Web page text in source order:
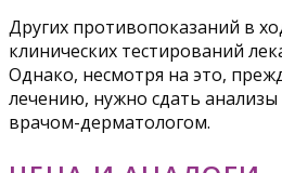
Других противопоказаний в
клинических тестирований
Однако, несмотря на это,
лечению, нужно сдать
врачом-дерматологом.